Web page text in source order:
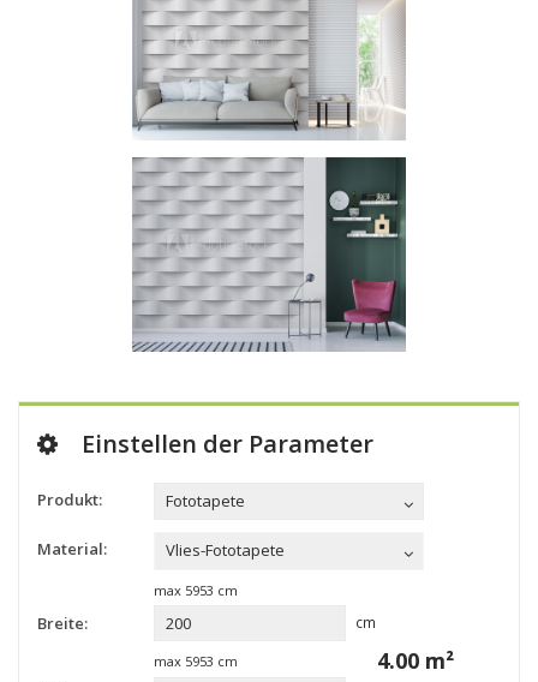
Einstellen der Parameter
Produkt: Fototapete
Material: Vlies-Fototapete
max 5953 cm
Breite: cm
max 5953 cm 4.00 m²